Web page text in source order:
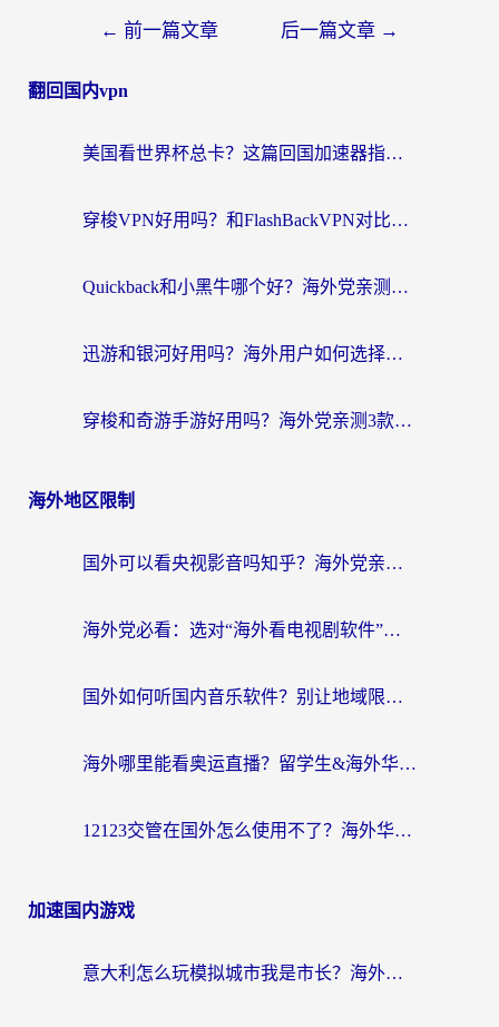
← 前一篇文章 后一篇文章 →
翻回国内vpn
美国看世界杯总卡？这篇回国加速器指南帮你无缝刷国内资源（附苹果手机VPN设置步骤）
穿梭VPN好用吗？和FlashBackVPN对比哪个回国效果更好？
Quickback和小黑牛哪个好？海外党亲测指南，选对回国加速器秒回国内
迅游和银河好用吗？海外用户如何选择回国加速器实现无缝访问国内资源
穿梭和奇游手游好用吗？海外党亲测3款回国加速器，附蜜蜂加速器七天试用攻略
海外地区限制
国外可以看央视影音吗知乎？海外党亲测有效的回国加速方案
海外党必看：选对“海外看电视剧软件”，再也不用愁国内剧刷不了
国外如何听国内音乐软件？别让地域限制，断了你的中文歌单
海外哪里能看奥运直播？留学生&海外华人必看的体育赛事观赛终极指南
12123交管在国外怎么使用不了？海外华人必看的无缝访问国内资源指南
加速国内游戏
意大利怎么玩模拟城市我是市长？海外党国服游戏加速终极攻略（附三国3量子特攻解决办法）